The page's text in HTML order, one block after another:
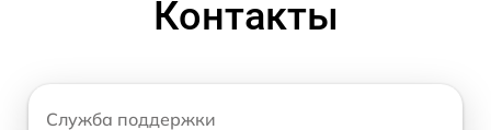
Контакты
Служба поддержки